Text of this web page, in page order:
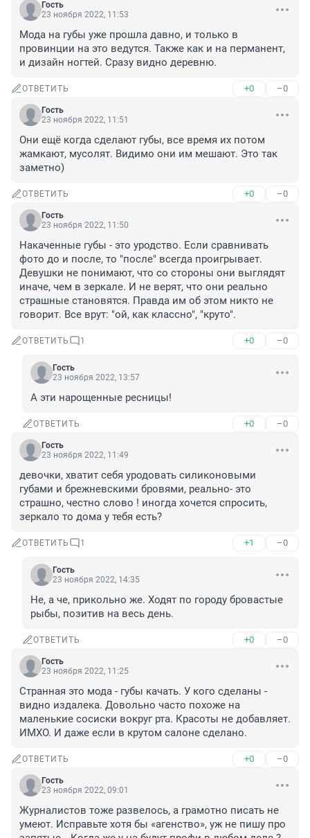
Гость
23 ноября 2022, 11:53
Мода на губы уже прошла давно, и только в
провинции на это ведутся. Также как и на перманент,
и дизайн ногтей. Сразу видно деревню.
ОТВЕТИТЬ +0 –0
Гость
23 ноября 2022, 11:51
Они ещё когда сделают губы, все время их потом
жамкают, мусолят. Видимо они им мешают. Это так
заметно)
ОТВЕТИТЬ +0 –0
Гость
23 ноября 2022, 11:50
Накаченные губы - это уродство. Если сравнивать
фото до и после, то "после" всегда проигрывает.
Девушки не понимают, что со стороны они выглядят
иначе, чем в зеркале. И не верят, что они реально
страшные становятся. Правда им об этом никто не
говорит. Все врут: "ой, как классно", "круто".
ОТВЕТИТЬ 1 +0 –0
Гость
23 ноября 2022, 13:57
А эти нарощенные ресницы!
ОТВЕТИТЬ +0 –0
Гость
23 ноября 2022, 11:49
девочки, хватит себя уродовать силиконовыми
губами и брежневскими бровями, реально- это
страшно, честно слово ! иногда хочется спросить,
зеркало то дома у тебя есть?
ОТВЕТИТЬ 1 +1 –0
Гость
23 ноября 2022, 14:35
Не, а че, прикольно же. Ходят по городу бровастые
рыбы, позитив на весь день.
ОТВЕТИТЬ +0 –0
Гость
23 ноября 2022, 11:25
Странная это мода - губы качать. У кого сделаны -
видно издалека. Довольно часто похоже на
маленькие сосиски вокруг рта. Красоты не добавляет.
ИМХО. И даже если в крутом салоне сделано.
ОТВЕТИТЬ +0 –0
Гость
23 ноября 2022, 09:01
Журналистов тоже развелось, а грамотно писать не
умеют. Исправьте хотя бы «агенство», уж не пишу про